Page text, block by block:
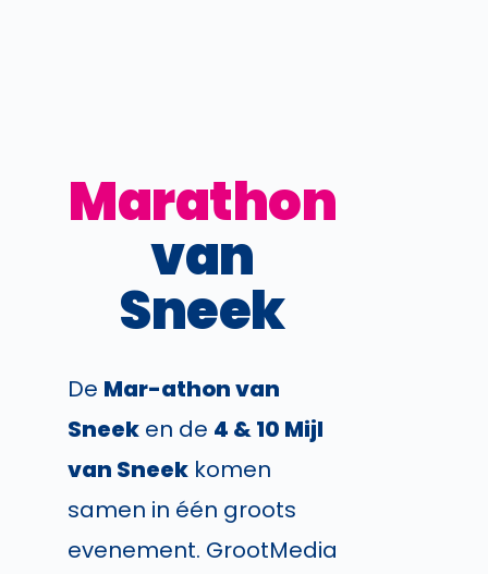
Marathon
van
Sneek
De Mar-athon van
Sneek en de 4 & 10 Mijl
van Sneek komen
samen in één groots
evenement. GrootMedia